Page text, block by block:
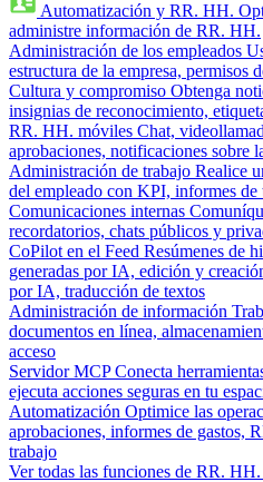
Automatización y RR. HH.
administre información de RR. HH.
Administración de los empleados
estructura de la empresa, permisos
Cultura y compromiso Obtenga
insignias de reconocimiento,
RR. HH. móviles Chat,
aprobaciones, notificaciones sobre
Administración de trabajo Realice
del empleado con KPI, informes
Comunicaciones internas
recordatorios, chats públicos y
CoPilot en el Feed Resúmenes de
generadas por IA, edición y
por IA, traducción de textos
Administración de información
documentos en línea,
acceso
Servidor MCP Conecta
ejecuta acciones seguras en tu
Automatización Optimice las
aprobaciones, informes de gastos,
trabajo
Ver todas las funciones de RR.